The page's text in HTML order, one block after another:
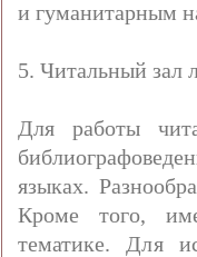
и гуманитарным
5. Читальный зал
Для работы
языках.
Кроме того,
тематике. Для